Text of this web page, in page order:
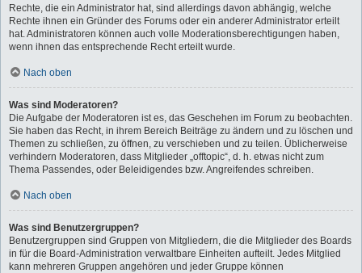
Rechte, die ein Administrator hat, sind allerdings davon abhängig, welche
Rechte ihnen ein Gründer des Forums oder ein anderer Administrator erteilt
hat. Administratoren können auch volle Moderationsberechtigungen haben,
wenn ihnen das entsprechende Recht erteilt wurde.
Nach oben
Was sind Moderatoren?
Die Aufgabe der Moderatoren ist es, das Geschehen im Forum zu beobachten.
Sie haben das Recht, in ihrem Bereich Beiträge zu ändern und zu löschen und
Themen zu schließen, zu öffnen, zu verschieben und zu teilen. Üblicherweise
verhindern Moderatoren, dass Mitglieder „offtopic“, d. h. etwas nicht zum
Thema Passendes, oder Beleidigendes bzw. Angreifendes schreiben.
Nach oben
Was sind Benutzergruppen?
Benutzergruppen sind Gruppen von Mitgliedern, die die Mitglieder des Boards
in für die Board-Administration verwaltbare Einheiten aufteilt. Jedes Mitglied
kann mehreren Gruppen angehören und jeder Gruppe können